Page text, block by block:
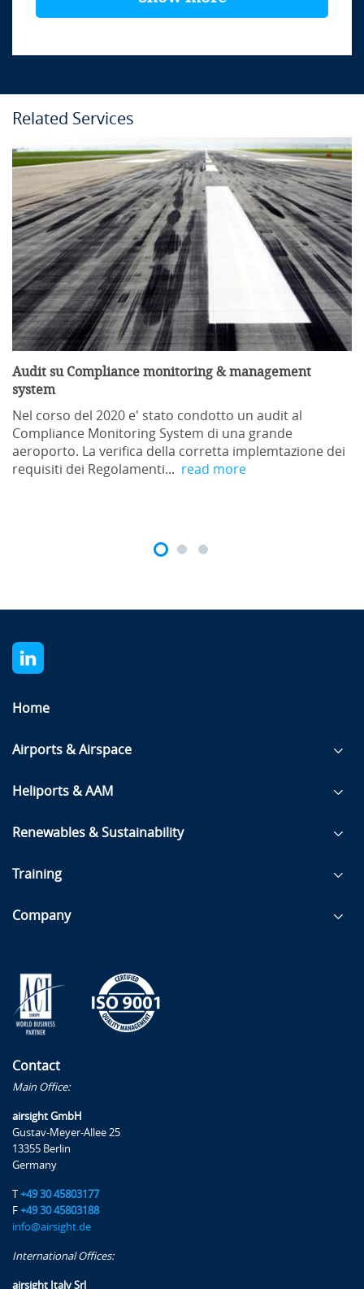
Related Services
Audit su Compliance monitoring & management
system
Nel corso del 2020 e' stato condotto un audit al
Compliance Monitoring System di una grande
aeroporto. La verifica della corretta implemtazione dei
requisiti dei Regolamenti... read more
Home
Airports & Airspace
Heliports & AAM
Renewables & Sustainability
Training
Company
Contact
Main Office:
airsight GmbH
Gustav-Meyer-Allee 25
13355 Berlin
Germany
T +49 30 45803177
F +49 30 45803188
info@airsight.de
International Offices:
airsight Italy Srl